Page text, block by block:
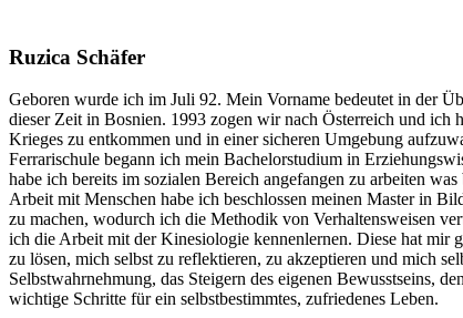
Ruzica Schäfer
Geboren wurde ich im Juli 92. Mein Vorname bedeutet in der
dieser Zeit in Bosnien. 1993 zogen wir nach Österreich und ich
Krieges zu entkommen und in einer sicheren Umgebung
Ferrarischule begann ich mein Bachelorstudium in
habe ich bereits im sozialen Bereich angefangen zu arbeiten
Arbeit mit Menschen habe ich beschlossen meinen Master in
zu machen, wodurch ich die Methodik von Verhaltensweisen
ich die Arbeit mit der Kinesiologie kennenlernen. Diese hat mir
zu lösen, mich selbst zu reflektieren, zu akzeptieren und mich
Selbstwahrnehmung, das Steigern des eigenen Bewusstseins,
wichtige Schritte für ein selbstbestimmtes, zufriedenes Leben.